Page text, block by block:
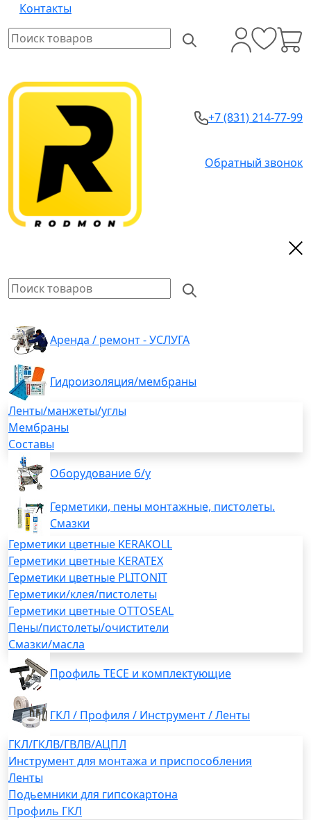
Контакты
+7 (831) 214-77-99
Обратный звонок
Аренда / ремонт - УСЛУГА
Гидроизоляция/мембраны
Ленты/манжеты/углы
Мембраны
Составы
Оборудование б/у
Герметики, пены монтажные, пистолеты.
Смазки
Герметики цветные KERAKOLL
Герметики цветные KERATEX
Герметики цветные PLITONIT
Герметики/клея/пистолеты
Герметики цветные OTTOSEAL
Пены/пистолеты/очистители
Смазки/масла
Профиль TECE и комплектующие
ГКЛ / Профиля / Инструмент / Ленты
ГКЛ/ГКЛВ/ГВЛВ/АЦПЛ
Инструмент для монтажа и приспособления
Ленты
Подьемники для гипсокартона
Профиль ГКЛ